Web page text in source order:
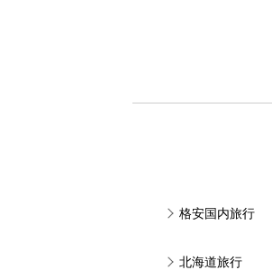
格安国内旅行
北海道旅行